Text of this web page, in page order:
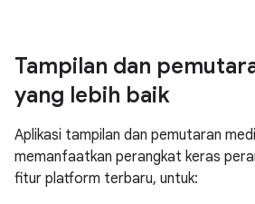
Tampilan dan
yang lebih baik
Aplikasi tampilan dan pemutaran
memanfaatkan perangkat keras
fitur platform terbaru, untuk: